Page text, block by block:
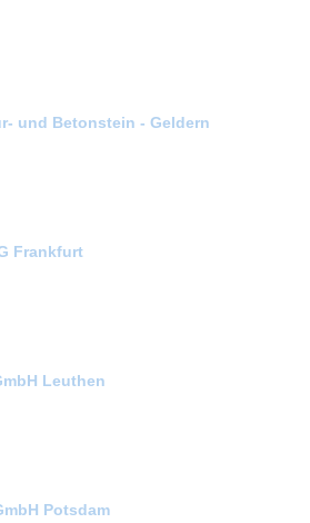
und Betonstein - Geldern
Frankfurt
Leuthen
Potsdam